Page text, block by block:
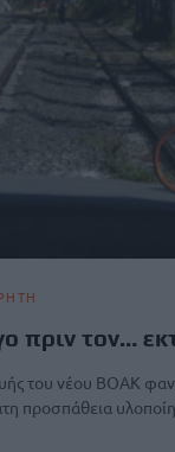
πριν τον…
του νέου ΒΟΑΚ
προσπάθεια